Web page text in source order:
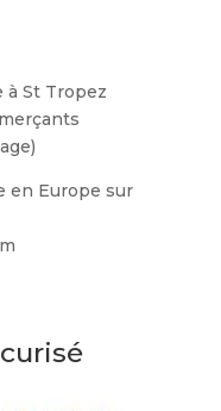
à St Tropez
en Europe sur